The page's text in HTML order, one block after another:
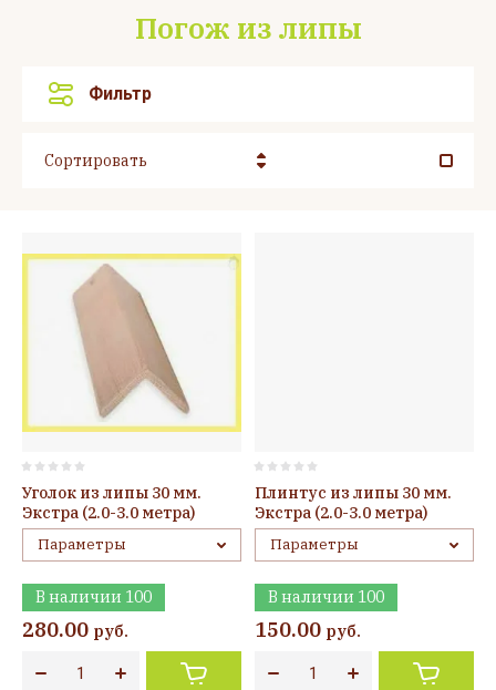
Погож из липы
Фильтр
Сортировать
Цена - возрастание
Название - Я-А
Название - А-Я
Уголок из липы 30 мм.
Экстра (2.0-3.0 метра)
Параметры
В наличии 100
280.00 руб.
Плинтус из липы 30 мм.
Экстра (2.0-3.0 метра)
Параметры
В наличии 100
150.00 руб.